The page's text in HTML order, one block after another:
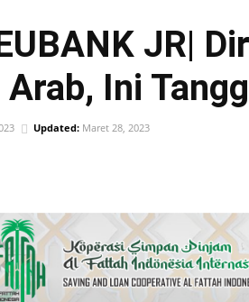
JR|
Ini
Updated: Maret 28, 2023